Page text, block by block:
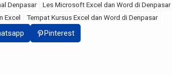
Denpasar
Les Microsoft Excel dan Word di Denpasar
Excel
Tempat Kursus Excel dan Word di Denpasar
Pinterest